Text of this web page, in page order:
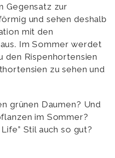
Gegensatz zur
und sehen deshalb
mit den
Im Sommer werdet
den Rispenhortensien
zu sehen und
grünen Daumen? Und
im Sommer?
Stil auch so gut?